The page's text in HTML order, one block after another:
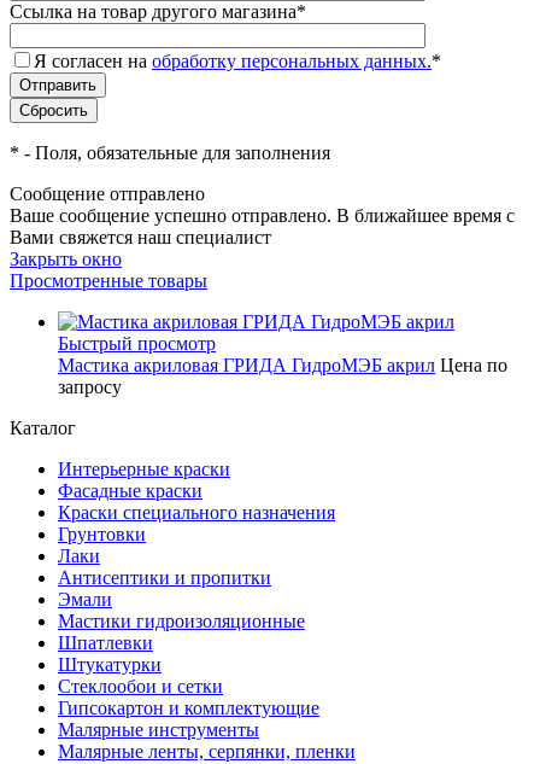
Ссылка на товар другого магазина*
Я согласен на обработку персональных данных.*
* - Поля, обязательные для заполнения
Сообщение отправлено
Ваше сообщение успешно отправлено. В ближайшее время с
Вами свяжется наш специалист
Закрыть окно
Просмотренные товары
Быстрый просмотр
Мастика акриловая ГРИДА ГидроМЭБ акрил Цена по
запросу
Каталог
Интерьерные краски
Фасадные краски
Краски специального назначения
Грунтовки
Лаки
Антисептики и пропитки
Эмали
Мастики гидроизоляционные
Шпатлевки
Штукатурки
Стеклообои и сетки
Гипсокартон и комплектующие
Малярные инструменты
Малярные ленты, серпянки, пленки